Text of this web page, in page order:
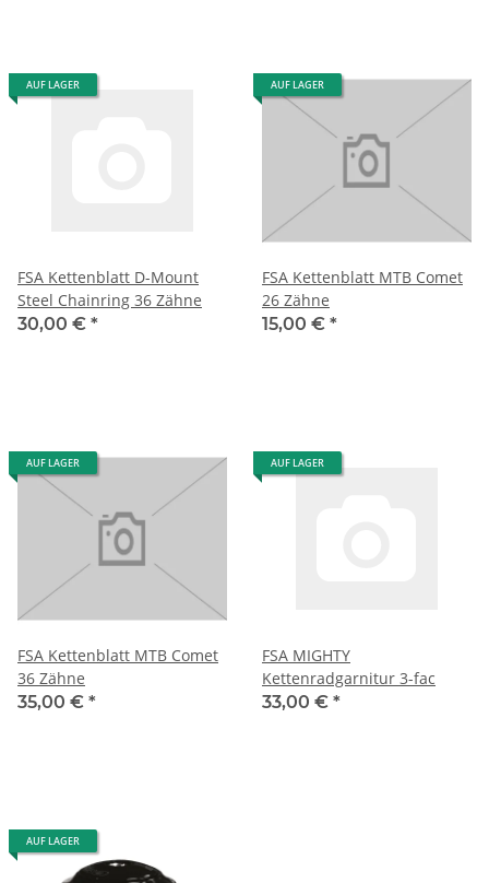
AUF LAGER
FSA Kettenblatt D-Mount
Steel Chainring 36 Zähne
30,00 € *
AUF LAGER
FSA Kettenblatt MTB Comet
26 Zähne
15,00 € *
AUF LAGER
FSA Kettenblatt MTB Comet
36 Zähne
35,00 € *
AUF LAGER
FSA MIGHTY
Kettenradgarnitur 3-fac
33,00 € *
AUF LAGER